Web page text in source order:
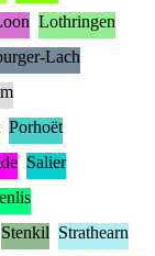
Lothringen
Lach
Porhoët
Salier
Stenkil Strathearn